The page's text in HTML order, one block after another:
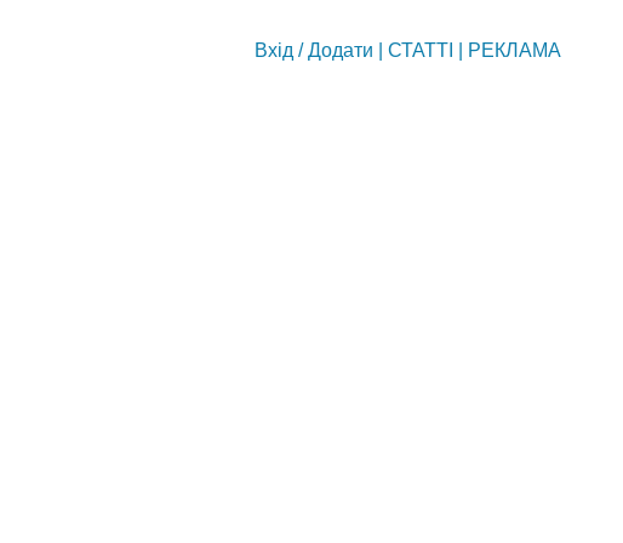
Вхід /Додати СТАТТІ РЕКЛАМА